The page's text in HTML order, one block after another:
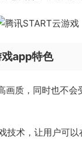
app特色
画质，同时也不会
技术，让用户可以